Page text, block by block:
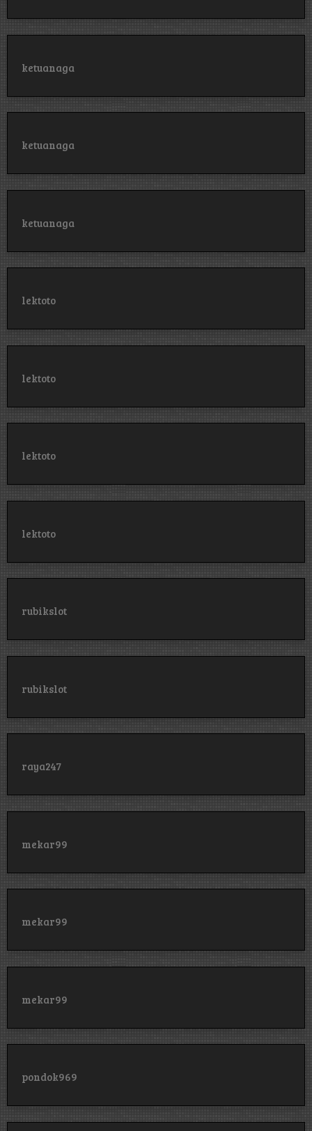
ketuanaga
ketuanaga
ketuanaga
lektoto
lektoto
lektoto
lektoto
rubikslot
rubikslot
raya247
mekar99
mekar99
mekar99
pondok969